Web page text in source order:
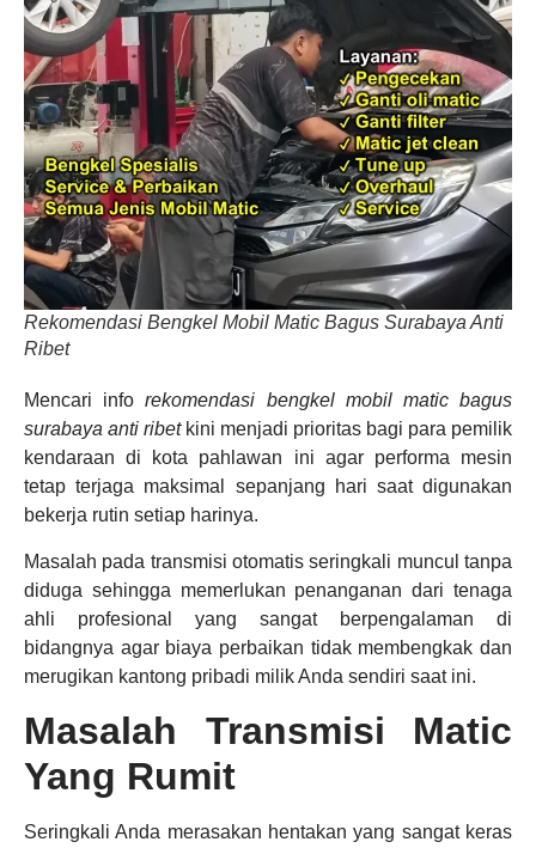
Rekomendasi Bengkel Mobil Matic Bagus Surabaya Anti
Ribet
Mencari inforekomendasi bengkel mobil matic bagus
surabaya anti ribetkini menjadi prioritas bagi para pemilik
kendaraan di kota pahlawan ini agar performa mesin
tetap terjaga maksimal sepanjang hari saat digunakan
bekerja rutin setiap harinya.
Masalah pada transmisi otomatis seringkali muncul tanpa
diduga sehingga memerlukan penanganan dari tenaga
ahli profesional yang sangat berpengalaman di
bidangnya agar biaya perbaikan tidak membengkak dan
merugikan kantong pribadi milik Anda sendiri saat ini.
Masalah Transmisi Matic
Yang Rumit
Seringkali Anda merasakan hentakan yang sangat keras